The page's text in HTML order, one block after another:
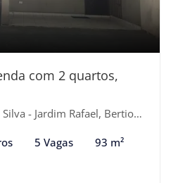
com 2 quartos,
- Jardim Rafael, Bertioga-SP
5 Vagas 93 m²